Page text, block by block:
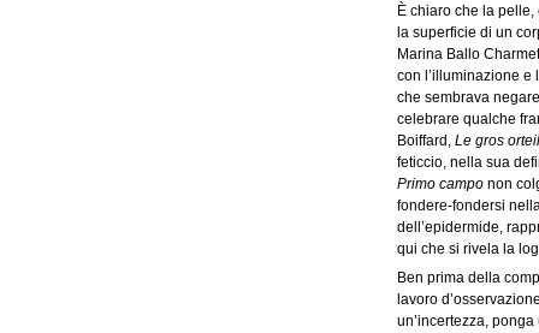
È chiaro che la
la superficie di un
Marina Ballo
con l’illuminazione e
che sembrava
celebrare qualche
Boiffard, Le gros orteil
feticcio, nella sua
Primo campo non
fondere-fondersi
dell’epidermide,
qui che si rivela la
Ben prima della
lavoro
un’incertezza,